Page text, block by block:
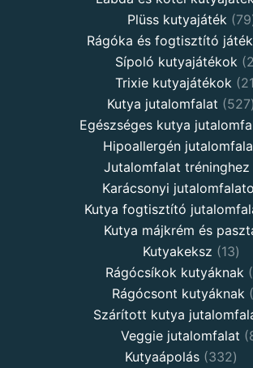
Plüss kutyajáték
79
Rágóka és fogtisztító
Sípoló kutyajátékok
Trixie kutyajátékok
Kutya jutalomfalat
527
Egészséges kutya
Hipoallergén
Jutalomfalat tréninghez
Karácsonyi
Kutya fogtisztító
Kutya májkrém és
Kutyakeksz
13
Rágócsíkok kutyáknak
Rágócsont kutyáknak
Szárított kutya
Veggie jutalomfalat
Kutyaápolás 332